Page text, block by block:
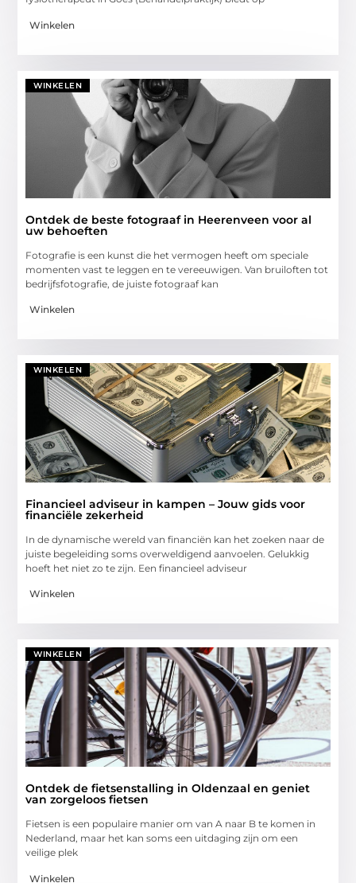
Winkelen
WINKELEN
Ontdek de beste fotograaf in Heerenveen voor al
uw behoeften
Fotografie is een kunst die het vermogen heeft om speciale
momenten vast te leggen en te vereeuwigen. Van bruiloften tot
bedrijfsfotografie, de juiste fotograaf kan
Winkelen
WINKELEN
Financieel adviseur in kampen – Jouw gids voor
financiële zekerheid
In de dynamische wereld van financiën kan het zoeken naar de
juiste begeleiding soms overweldigend aanvoelen. Gelukkig
hoeft het niet zo te zijn. Een financieel adviseur
Winkelen
WINKELEN
Ontdek de fietsenstalling in Oldenzaal en geniet
van zorgeloos fietsen
Fietsen is een populaire manier om van A naar B te komen in
Nederland, maar het kan soms een uitdaging zijn om een
veilige plek
Winkelen